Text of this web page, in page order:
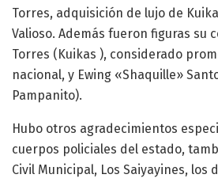
Torres, adquisición de lujo de
Valioso. Además fueron figuras su
Torres (Kuikas ), considerado
nacional, y Ewing «Shaquille»
Pampanito).
Hubo otros agradecimientos
cuerpos policiales del estado,
Civil Municipal, Los Saiyayines, los